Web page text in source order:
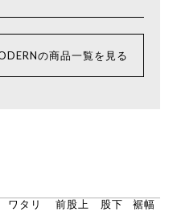
の商品一覧を見る
ワタリ 前股上 股下 裾幅